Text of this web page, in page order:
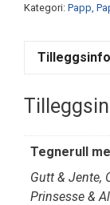
Kategori: Papp,
Tegnerull
Gutt & Jente,
Prinsesse &